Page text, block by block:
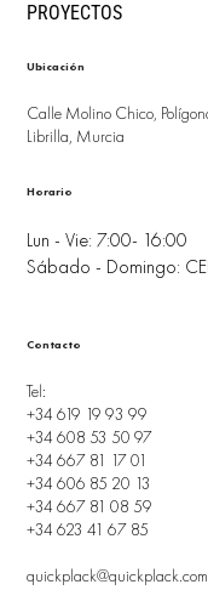
PROYECTOS
Ubicación
Calle Molino Chico,
Librilla, Murcia
Lun - Vie: 7:00- 16:00
Sábado - Domingo:
Horario
Tel:
+34 619 19 93 99
+34 608 53 50 97
+34 667 81 17 01
+34 606 85 20 13
+34 667 81 08 59
+34 623 41 67 85
quickplack@quickplack.com
Contacto